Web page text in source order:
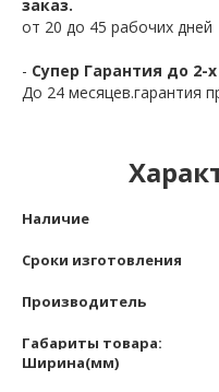
заказ.
от 20 до 45 рабочих дней
- Супер Гарантия до 2-
До 24 месяцев.гарантия
Наличие
Сроки изготовления
Производитель
Габариты товара:
Ширина(мм)